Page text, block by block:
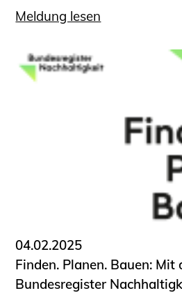
Meldung lesen
04.02.2025
Finden. Planen. Bauen: Mit
Bundesregister